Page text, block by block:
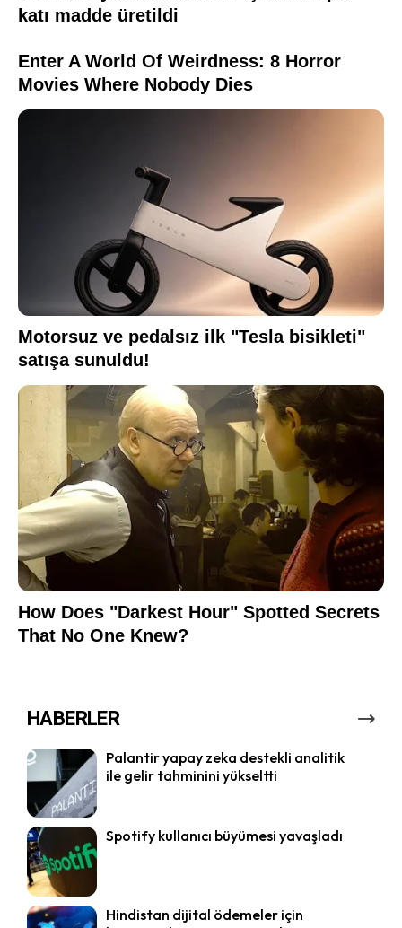
HABERLER
Palantir yapay zeka destekli analitik
ile gelir tahminini yükseltti
Spotify kullanıcı büyümesi yavaşladı
Hindistan dijital ödemeler için